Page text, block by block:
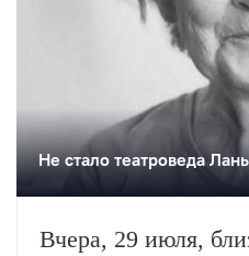
Не стало театроведа
Вчера, 29 июля,